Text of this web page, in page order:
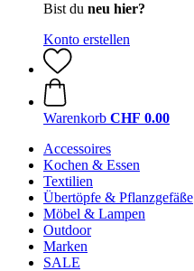
Bist du neu hier?
Konto erstellen
Warenkorb CHF 0.00
Accessoires
Kochen & Essen
Textilien
Übertöpfe & Pflanzgefäße
Möbel & Lampen
Outdoor
Marken
SALE